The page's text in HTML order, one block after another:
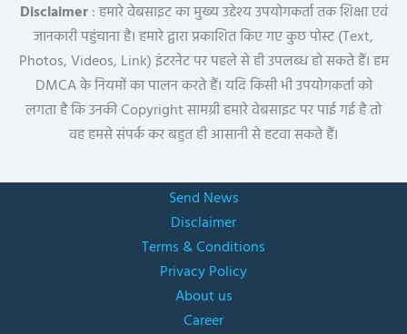
Disclaimer: हमारे वेबसाइट का मुख्य उद्देश्य उपयोगकर्ता तक शिक्षा एवं
जानकारी पहुंचाना है। हमारे द्वारा प्रकाशित किए गए कुछ पोस्ट (Text,
Photos, Videos, Link) इंटरनेट पर पहले से ही उपलब्ध हो सकते हैं। हम
DMCA के नियमों का पालन करते हैं। यदि किसी भी उपयोगकर्ता को
लगता है कि उनकी Copyright सामग्री हमारे वेबसाइट पर पाई गई है तो
वह हमसे संपर्क कर बहुत ही आसानी से हटवा सकते हैं।
Send News
Disclaimer
Terms & Conditions
Privacy Policy
About us
Career